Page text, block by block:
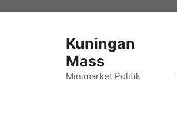
Kuningan
Mass
Minimarket Politik